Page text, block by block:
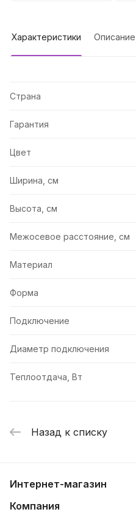
Характеристики Описание
Страна
Гарантия
Цвет
Ширина, см
Высота, см
Межосевое расстояние, см
Материал
Форма
Подключение
Диаметр подключения
Теплоотдача, Вт
Назад к списку
Интернет-магазин
Компания